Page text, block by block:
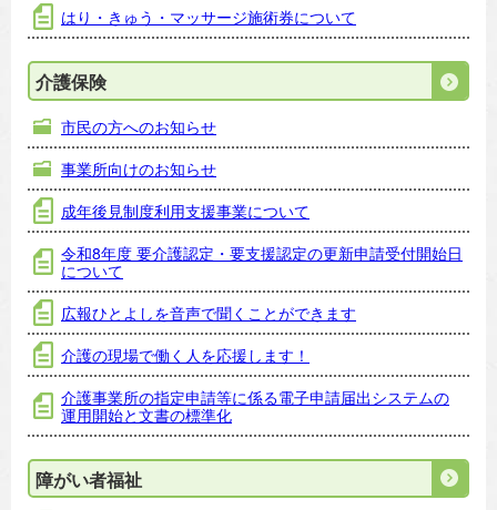
はり・きゅう・マッサージ施術券について
介護保険
市民の方へのお知らせ
事業所向けのお知らせ
成年後見制度利用支援事業について
令和8年度 要介護認定・要支援認定の更新申請受付開始日
について
広報ひとよしを音声で聞くことができます
介護の現場で働く人を応援します！
介護事業所の指定申請等に係る電子申請届出システムの
運用開始と文書の標準化
障がい者福祉